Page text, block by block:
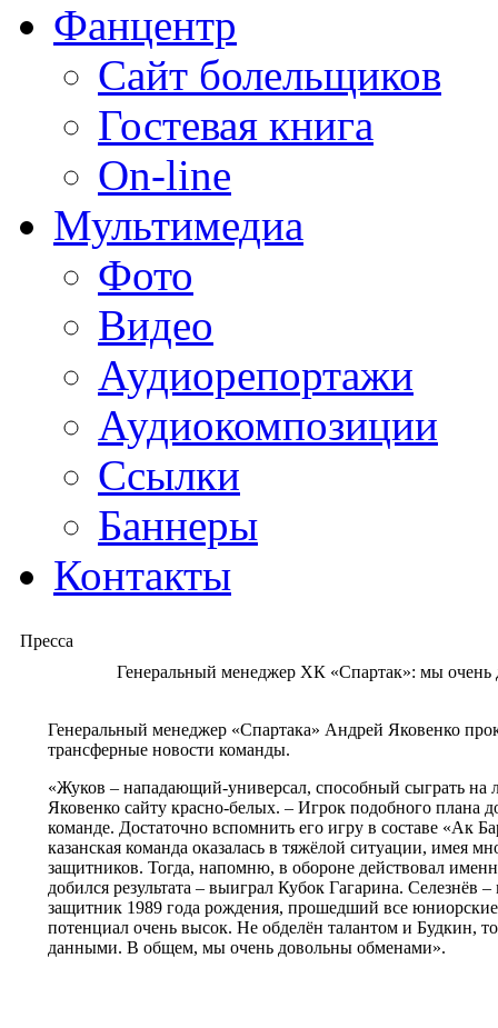
Фанцентр
Сайт болельщиков
Гостевая книга
On-line
Мультимедиа
Фото
Видео
Аудиорепортажи
Аудиокомпозиции
Ссылки
Баннеры
Контакты
Пресса
Генеральный менеджер ХК «Спартак»: мы очень
Генеральный менеджер «Спартака» Андрей Яковенко
трансферные новости команды.
«Жуков – нападающий-универсал, способный сыграть на
Яковенко сайту красно-белых. – Игрок подобного плана
команде. Достаточно вспомнить его игру в составе «Ак
казанская команда оказалась в тяжёлой ситуации, имея
защитников. Тогда, напомню, в обороне действовал
добился результата – выиграл Кубок Гагарина. Селезнёв
защитник 1989 года рождения, прошедший все
потенциал очень высок. Не обделён талантом и Будкин,
данными. В общем, мы очень довольны обменами».